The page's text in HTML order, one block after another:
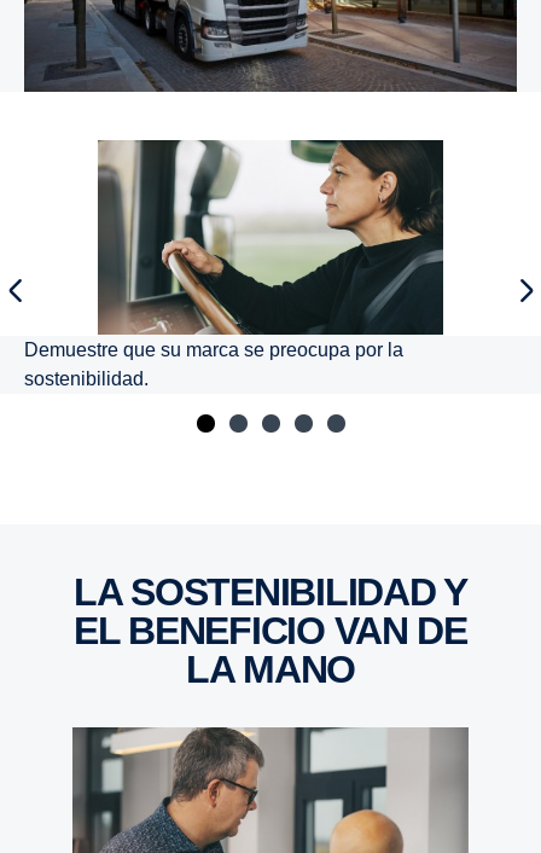
Demuestre que su marca se preocupa por la
sostenibilidad.
LA SOSTE­NI­BI­LIDAD Y
EL BENEFICIO VAN DE
LA MANO